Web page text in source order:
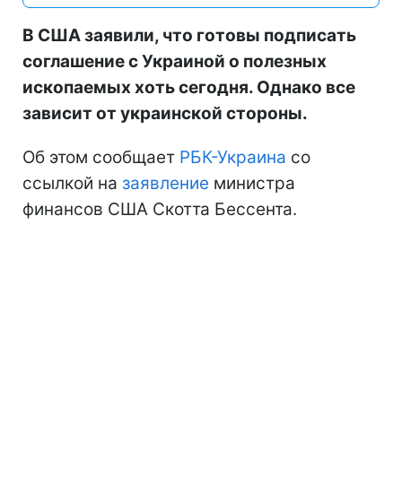
В США заявили, что готовы подписать
соглашение с Украиной о полезных
ископаемых хоть сегодня. Однако все
зависит от украинской стороны.
Об этом сообщает РБК-Украина со
ссылкой на заявление министра
финансов США Скотта Бессента.